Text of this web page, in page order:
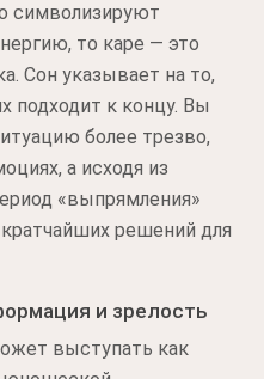
символизируют
то каре — это
Сон указывает на то,
подходит к концу. Вы
более трезво,
а исходя из
«выпрямления»
решений для
и зрелость
выступать как